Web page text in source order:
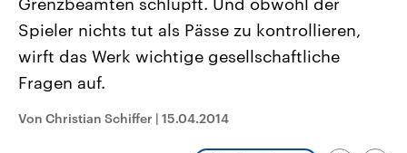
CDU, SPD und FDP regiert.-
Umfragen, Prognosen,
Wahlprogramme, aktuelle Berichte
und Hintergründe zu den Parteien
und Kandidaten der anstehenden
Wahl.
Sendungen Programm Podcasts
Spieler nichts tut als Pässe zu kontrollieren,
wirft das Werk wichtige gesellschaftliche
Fragen auf.
Von Christian Schiffer | 15.04.2014